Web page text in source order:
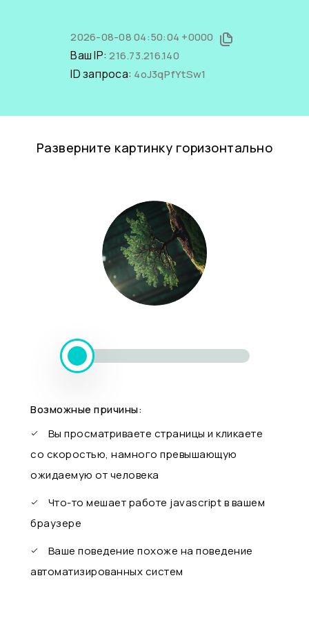
2026-08-08 04:50:04 +0000
Ваш IP:216.73.216.140
ID запроса: 4oJ3qPfYtSw1
Разверните картинку горизонтально
Возможные причины:
Вы просматриваете страницы и кликаете
со скоростью, намного превышающую
ожидаемую от человека
Что-то мешает работе javascript в вашем
браузере
Ваше поведение похоже на поведение
автоматизированных систем